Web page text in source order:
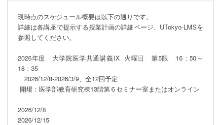
現時点のスケジュール概要は以下の通りです。
詳細は各講座で提示する授業計画の詳細ページ、UTokyo-LMSを
参照してください。
2026年度　大学院医学共通講義IX  火曜日　第5限　16：50～
18：35
2026/12/8-2026/3/9、全12回予定
2026/12/8
2026/12/15